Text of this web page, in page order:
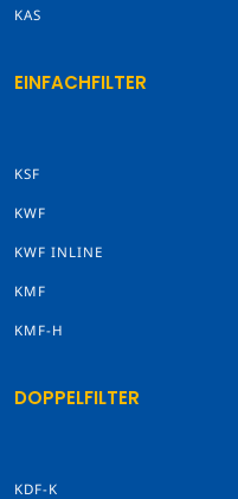
KAS
EINFACHFILTER
KSF
KWF
KWF INLINE
KMF
KMF-H
DOPPELFILTER
KDF-K